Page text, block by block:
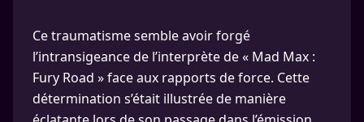
Ce traumatisme semble avoir forgé
l’intransigeance de l’interprète de « Mad Max :
Fury Road » face aux rapports de force. Cette
détermination s’était illustrée de manière